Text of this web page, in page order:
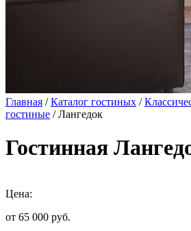
Главная /Каталог гостиных /
гостиные / Лангедок
Гостинная
Цена:
от 65 000 руб.